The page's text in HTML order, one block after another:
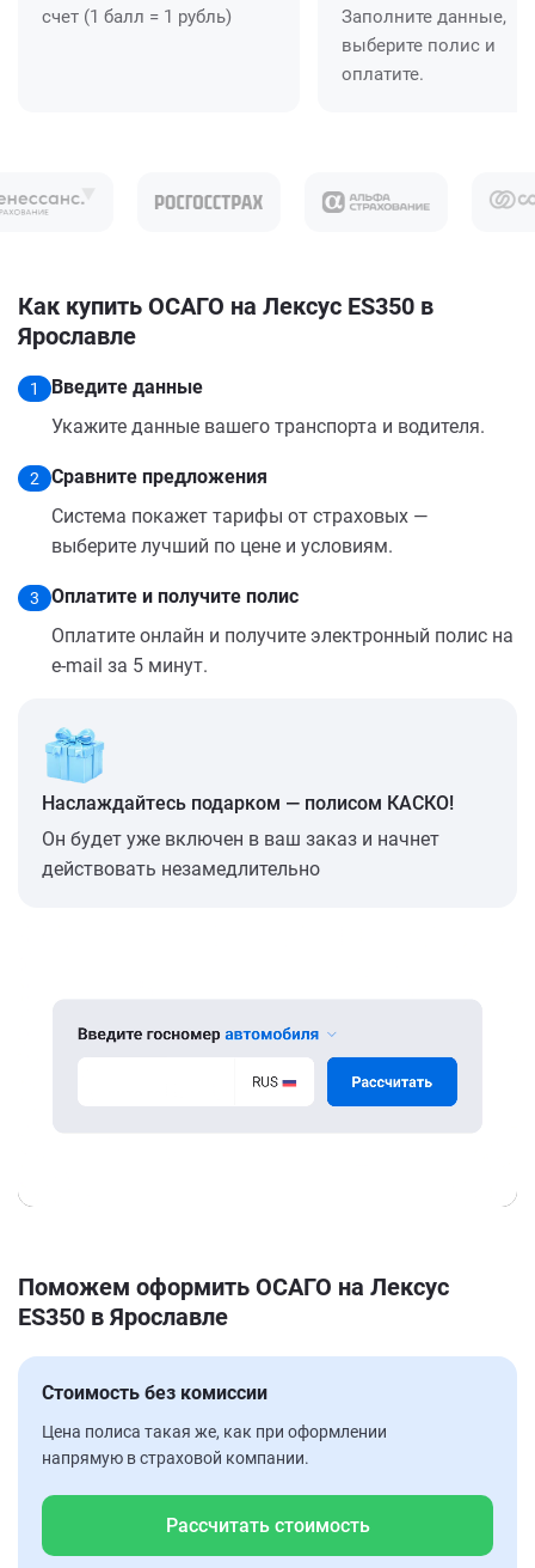
счет (1 балл = 1 рубль)
Заполните данные,
выберите полис и
оплатите.
Как купить ОСАГО на Лексус ES350 в
Ярославле
1
Введите данные
Укажите данные вашего транспорта и водителя.
2
Сравните предложения
Система покажет тарифы от страховых —
выберите лучший по цене и условиям.
3
Оплатите и получите полис
Оплатите онлайн и получите электронный полис на
e-mail за 5 минут.
Наслаждайтесь подарком — полисом КАСКО!
Он будет уже включен в ваш заказ и начнет
действовать незамедлительно
Поможем оформить ОСАГО на Лексус
ES350 в Ярославле
Стоимость без комиссии
Цена полиса такая же, как при оформлении
напрямую в страховой компании.
Рассчитать стоимость